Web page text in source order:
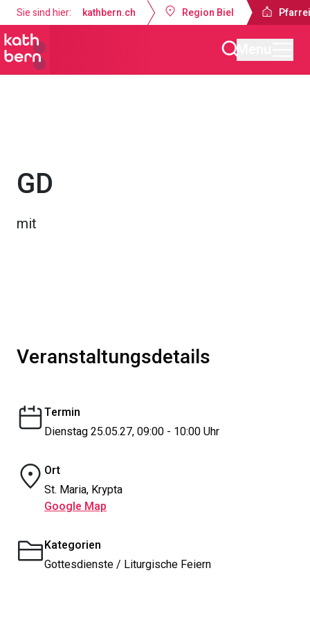
Sie sind hier: kathbern.ch Region Biel
GD
mit
Veranstaltungsdetails
Termin
Dienstag 25.05.27, 09:00 - 10:00 Uhr
Ort
St. Maria, Krypta
Google Map
Kategorien
Gottesdienste / Liturgische Feiern